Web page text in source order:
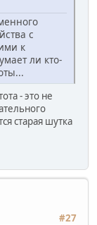
с
к
ли кто-
- это не
старая шутка
#27